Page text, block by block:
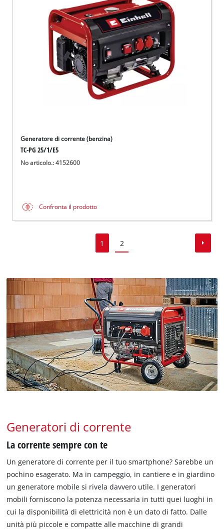
Generatore di corrente (benzina)
TC-PG 25/1/E5
No articolo.: 4152600
Confronta il prodotto
1 2
Generatori di corrente
La corrente sempre con te
Un generatore di corrente per il tuo smartphone? Sarebbe un
pochino esagerato. Ma in campeggio, in cantiere e in giardino
un generatore mobile si rivela davvero utile. I generatori
mobili forniscono la potenza necessaria in tutti quei luoghi in
cui la disponibilità di elettricità non è un dato di fatto. Dalle
unità più piccole e compatte alle macchine di grandi